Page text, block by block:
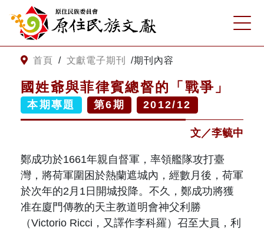
跳到主要內容
網站導覽
客服諮詢
關於我們
首頁 / 文獻電子期刊 /期刊內容
國姓爺與菲律賓總督的「戰爭」
本期專題 第6期 2012/12
文／李毓中
鄭成功於1661年親自督軍，率領艦隊攻打臺
灣，將荷軍圍困於熱蘭遮城內，經數月後，荷軍
於次年的2月 1 日開城投降。不久，鄭成功將獲
准在廈門傳教的天主教道明會神父利勝
（Victorio Ricci ，又譯作李科羅 ）召至大員， 利